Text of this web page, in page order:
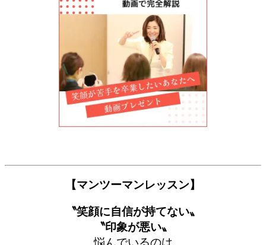
【マンツーマンレッスン】
〝笑顔に自信が持てない〟
〝印象が悪い〟
悩んでいるのは